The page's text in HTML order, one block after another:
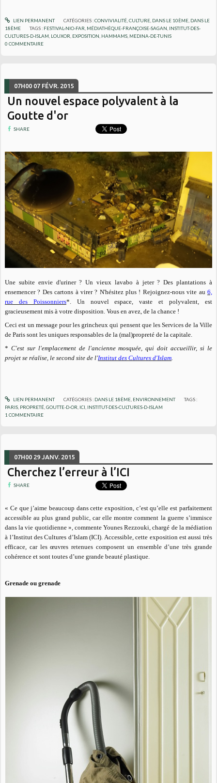
LIEN PERMANENT CATÉGORIES :CONVIVIALITÉ, CULTURE, DANS LE 10ÈME, DANS LE
18ÈME
TAGS : FESTIVAL-NIO-FAR MÉDIATHÈQUE-FRANÇOISE-SAGAN INSTITUT-DES-
CULTURES-D-ISLAM LOUXOR EXPOSITION HAMMAMS MEDINA-DE-TUNIS
0 COMMENTAIRE
07H00 07 FÉVR. 2015
Un nouvel espace polyvalent à la
Goutte d'or
SHARE
Une subite envie d'uriner ? Un vieux lavabo à jeter ? Des plantations à
ensemencer ? Des cartons à virer ? N'hésitez plus ! Rejoignez-nous vite au 6,
rue des Poissonniers*. Un nouvel espace, vaste et polyvalent, est
gracieusement mis à votre disposition. Vous en avez, de la chance !
Ceci est un message pour les grincheux qui pensent que les Services de la Ville
de Paris sont les uniques responsables de la (mal)propreté de la capitale.
*C'est sur l'emplacement de l'ancienne mosquée, qui doit accueillir, si le
projet se réalise, le second site de l'Institut des Cultures d'Islam
LIEN PERMANENT CATÉGORIES : DANS LE 18ÈME, ENVIRONNEMENT
TAGS :
PARIS PROPRETÉ ,GOUTTE-D-OR ICI INSTITUT-DES-CULTURES-D-ISLAM
1 COMMENTAIRE
07H00 29 JANV. 2015
Cherchez l’erreur à l’ICI
SHARE
« Ce que j’aime beaucoup dans cette exposition, c’est qu’elle est parfaitement
accessible au plus grand public, car elle montre comment la guerre s’immisce
dans la vie quotidienne », commente Younes Rezzouki,chargé de la médiation
à l’Institut des Cultures d’Islam (ICI). Accessible, cette exposition est aussi très
efficace, car les œuvres retenues composent un ensemble d’une très grande
cohérence et sont toutes d’une grande beauté plastique.
Grenade ou grenade